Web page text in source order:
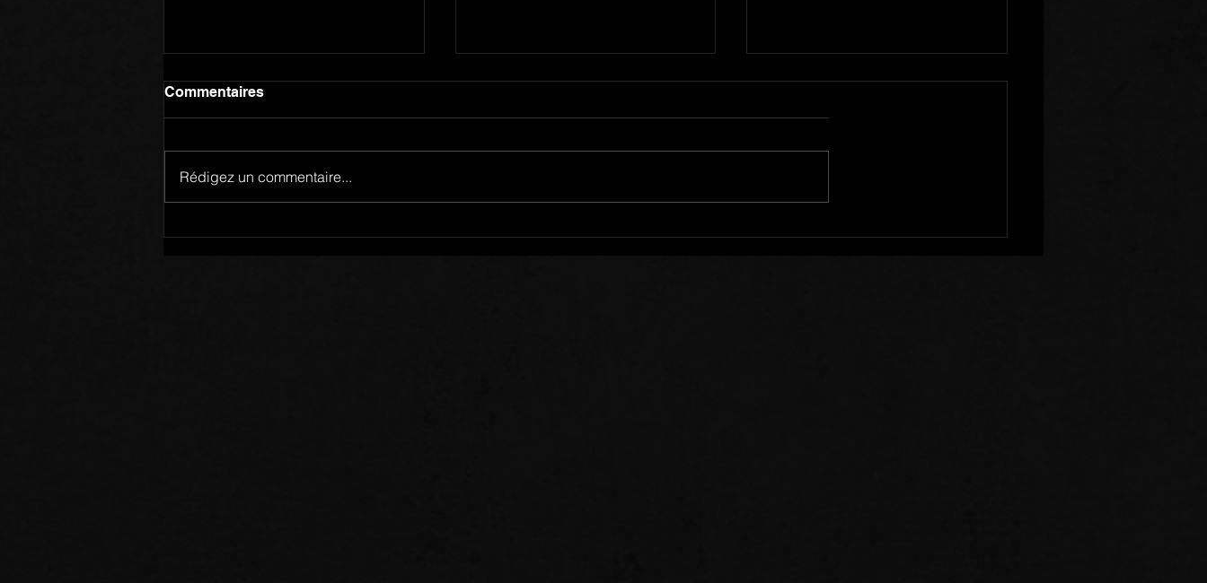
Nous Trébuchons Tous
Commentaires
Rédigez un commentaire...